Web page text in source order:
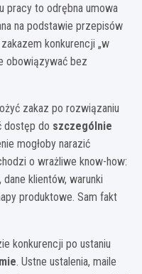
pracy to odrębna umowa
na podstawie przepisów
konkurencji „w
obowiązywać bez
zakaz po rozwiązaniu
dostęp do szczególnie
mogłoby narazić
o wrażliwe know-how:
klientów, warunki
produktowe. Sam fakt
konkurencji po ustaniu
. Ustne ustalenia, maile